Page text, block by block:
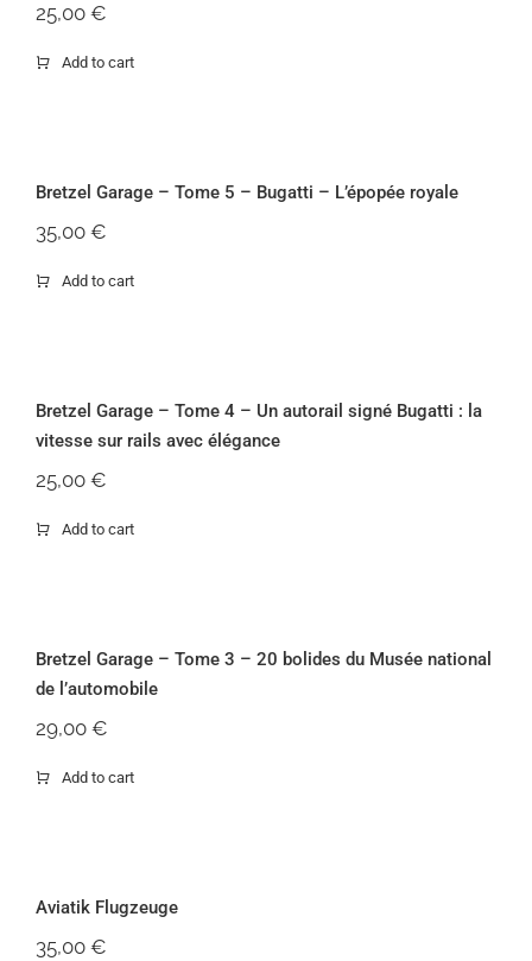
25,00 €
Add to cart
Bretzel Garage – Tome 5 – Bugatti – L’épopée royale
35,00 €
Add to cart
Bretzel Garage – Tome 4 – Un autorail signé Bugatti : la
vitesse sur rails avec élégance
25,00 €
Add to cart
Bretzel Garage – Tome 3 – 20 bolides du Musée national
de l’automobile
29,00 €
Add to cart
Aviatik Flugzeuge
35,00 €